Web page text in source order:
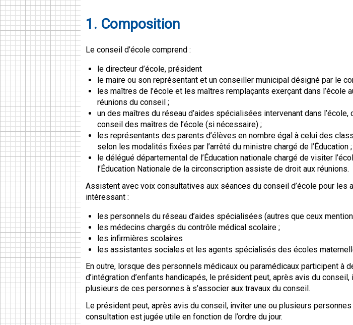
1. Composition
Le conseil d’école comprend :
le directeur d’école, président
le maire ou son représentant et un conseiller municipal désigné par le
les maîtres de l’école et les maîtres remplaçants exerçant dans l’école
réunions du conseil ;
un des maîtres du réseau d’aides spécialisées intervenant dans l’école,
conseil des maîtres de l’école (si nécessaire) ;
les représentants des parents d’élèves en nombre égal à celui des
selon les modalités fixées par l’arrêté du ministre chargé de l’Éducation ;
le délégué départemental de l’Éducation nationale chargé de visiter
l’Éducation Nationale de la circonscription assiste de droit aux réunions.
Assistent avec voix consultatives aux séances du conseil d’école pour les
intéressant :
les personnels du réseau d’aides spécialisées (autres que ceux
les médecins chargés du contrôle médical scolaire ;
les infirmières scolaires
les assistantes sociales et les agents spécialisés des écoles
En outre, lorsque des personnels médicaux ou paramédicaux participent à
d’intégration d’enfants handicapés, le président peut, après avis du conseil,
plusieurs de ces personnes à s’associer aux travaux du conseil.
Le président peut, après avis du conseil, inviter une ou plusieurs
consultation est jugée utile en fonction de l’ordre du jour.